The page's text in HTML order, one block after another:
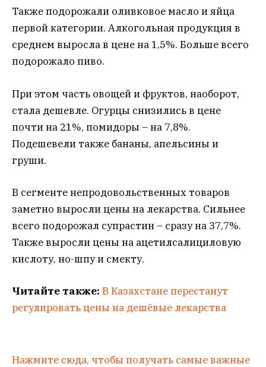
Также подорожали оливковое масло и яйца
первой категории. Алкогольная продукция в
среднем выросла в цене на 1,5%. Больше всего
подорожало пиво.
При этом часть овощей и фруктов, наоборот,
стала дешевле. Огурцы снизились в цене
почти на 21%, помидоры – на 7,8%.
Подешевели также бананы, апельсины и
груши.
В сегменте непродовольственных товаров
заметно выросли цены на лекарства. Сильнее
всего подорожал супрастин – сразу на 37,7%.
Также выросли цены на ацетилсалициловую
кислоту, но-шпу и смекту.
Читайте также: В Казахстане перестанут
регулировать цены на дешёвые лекарства
Нажмите сюда, чтобы получать самые важные